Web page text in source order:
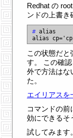
Redhat の
ンドの上書き
# alias
この状態だと
す。 この確
外で方法はな
た。
エイリアスを
コマンドの
効にできるそ
試してみます。